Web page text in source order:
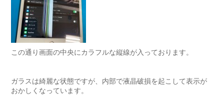
この通り画面の中央にカラフルな縦線が入っております。
ガラスは綺麗な状態ですが、内部で液晶破損を起こして表示が
おかしくなっています。